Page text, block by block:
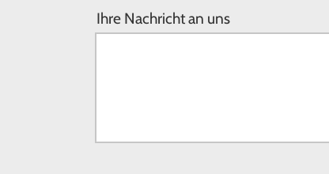
Ihre Nachricht an uns